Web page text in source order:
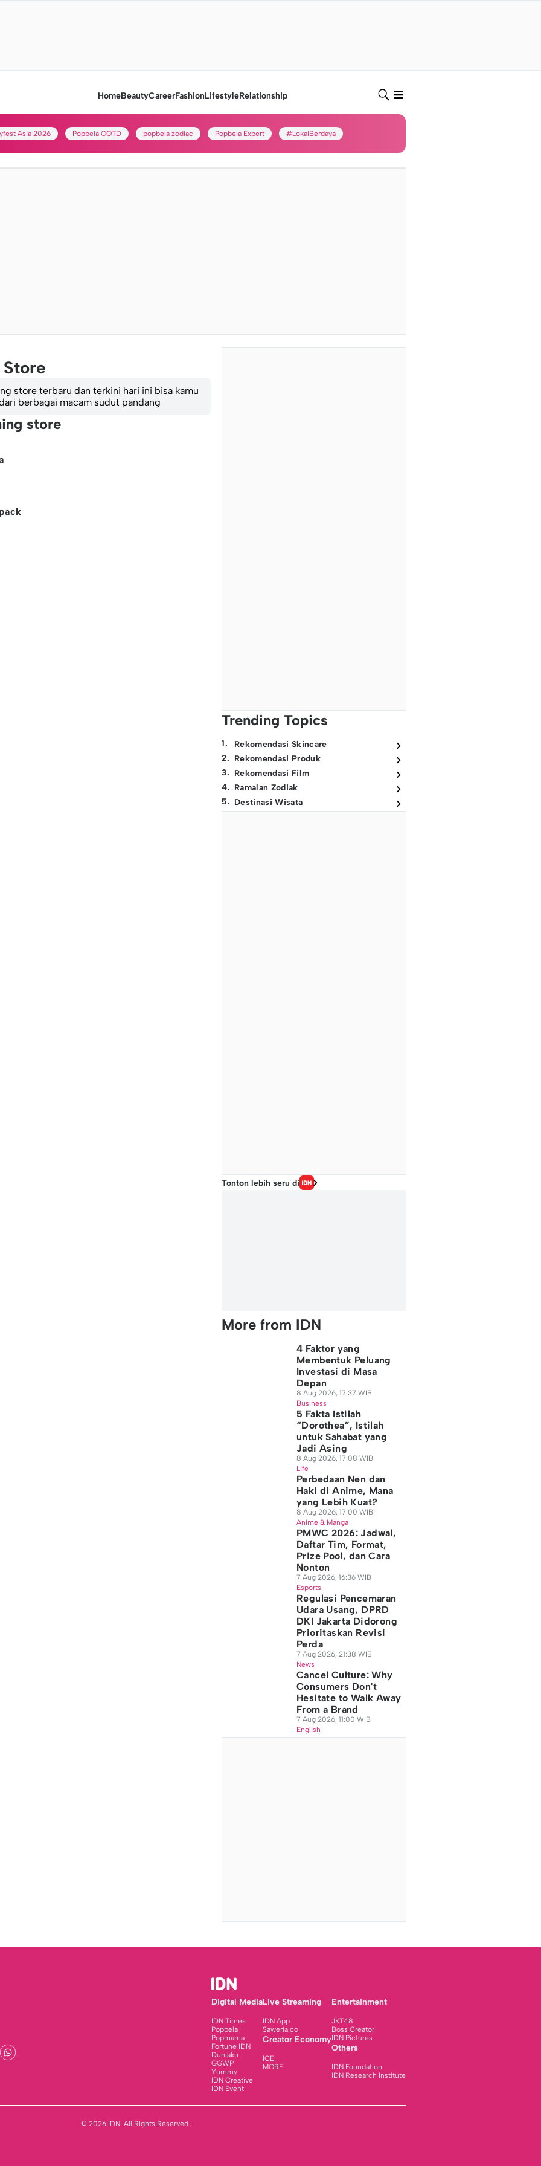
HomeBeautyCareerFashionLifestyleRelationship
Asia 2026 Popbela OOTD popbela zodiac Popbela Expert #LokalBerdaya
store terbaru dan terkini hari ini bisa kamu
berbagai macam sudut pandang
store
Trending Topics
1.
Rekomendasi Skincare
2. Rekomendasi Produk
3. Rekomendasi Film
4. Ramalan Zodiak
5. Destinasi Wisata
Tonton lebih seru di
More from IDN
4 Faktor yang
Membentuk Peluang
Investasi di Masa
Depan
8 Aug 2026, 17:37 WIB
Business
5 Fakta Istilah
“Dorothea”, Istilah
untuk Sahabat yang
Jadi Asing
8 Aug 2026, 17:08 WIB
Life
Perbedaan Nen dan
Haki di Anime, Mana
yang Lebih Kuat?
8 Aug 2026, 17:00 WIB
Anime & Manga
PMWC 2026: Jadwal,
Daftar Tim, Format,
Prize Pool, dan Cara
Nonton
7 Aug 2026, 16:36 WIB
Esports
Regulasi Pencemaran
Udara Usang, DPRD
DKI Jakarta Didorong
Prioritaskan Revisi
Perda
7 Aug 2026, 21:38 WIB
News
Cancel Culture: Why
Consumers Don't
Hesitate to Walk Away
From a Brand
7 Aug 2026, 11:00 WIB
English
Digital Media
IDN Times
Popbela
Popmama
Fortune IDN
Duniaku
GGWP
Yummy
IDN Creative
IDN Event
Live Streaming
IDN App
Saweria.co
Creator Economy
ICE
MORF
Entertainment
JKT48
Boss Creator
IDN Pictures
Others
IDN Foundation
IDN Research Institute
© 2026 IDN. All Rights Reserved.